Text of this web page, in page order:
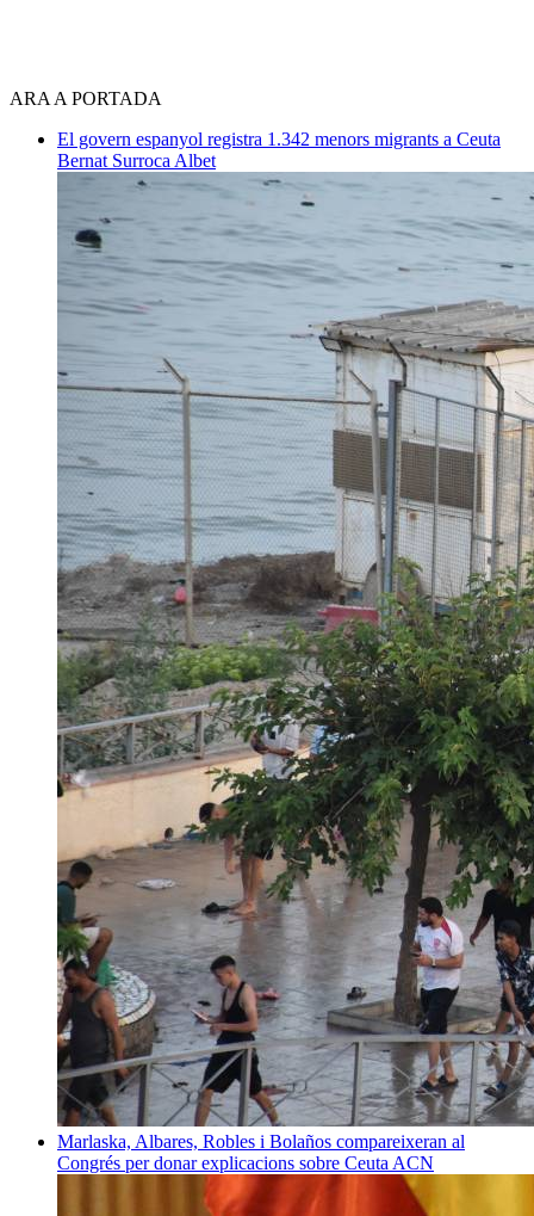
ARA A PORTADA
El govern espanyol registra 1.342 menors migrants a Ceuta
Bernat Surroca Albet
Marlaska, Albares, Robles i Bolaños compareixeran al
Congrés per donar explicacions sobre Ceuta ACN